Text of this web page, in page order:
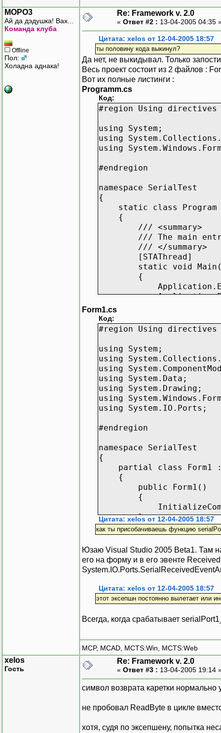
private void
{
label1.Text =
}
private void
{
string data =
label2.Text =
}
}
MOPO3
Ай да дэдушка! Вах...
Команда клуба
Offline
Пол:
Холадна аднака!
Re: Framework v. 2.0
« Ответ #2 : 13-04-2005 04:35
Цитата: xelos от 12-04-2005 18:57
ты половину кода выкинул?
Да нет, не выкидывал. Только
Весь проект состоит из 2 файлов :
Вот их полные листинги :
Programm.cs
Код:
#region Using directives
using System;
using
using
#endregion
namespace SerialTest
{
static class Program
{
/// <summary>
/// The main entry
/// </summary>
[STAThread]
static void
{
}
}
Form1.cs
Код:
#region Using directives
using System;
using
using
using System.Data;
using System.Drawing;
using
using System.IO.Ports;
#endregion
namespace SerialTest
{
partial class Form1 :
{
public Form1()
{
}
private void
{
if
{
}
else
{
if
{
label1.Text =
}
else
{
label1.Text =
}
}
Цитата: xelos от 12-04-2005 18:57
как ты присобачиваешь функцию
Юзаю Visual Studio 2005 Beta1. Там
его на форму и в его эвенте
Цитата: xelos от 12-04-2005 18:57
этот эксепшн постоянно вылетает или
Всегда, когда срабатывает
MCP, MCAD, MCTS:Win, MCTS:Web
xelos
Гость
Re: Framework v. 2.0
« Ответ #3 : 13-04-2005 19:14
символ возврата каретки нормально
не пробовал ReadByte в цикле
хотя, судя по эксепшену, попытка